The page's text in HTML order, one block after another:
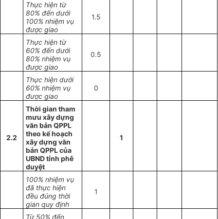
Thực hiện từ
80% đến dưới
100% nhiệm vụ
được giao
1.5
Thực hiện từ
60% đến dưới
80% nhiệm vụ
được giao
0.5
Thực hiện dưới
60% nhiệm vụ
được giao
0
2.2
Thời gian tham
mưu xây dựng
văn bản QPPL
theo kế hoạch
xây dựng văn
bản QPPL của
UBND tỉnh phê
duyệt
1
100% nhiệm vụ
đã thực hiện
đều đúng thời
gian quy định
1
Từ 50% đến